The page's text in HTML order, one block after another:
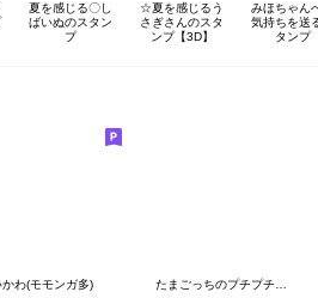
夏を感じる〇し
ばいぬのスタン
プ
☆夏を感じるう
さぎさんのスタ
ンプ【3D】
みほちゃん
気持ちを送
タンプ
かわ(モモンガ多) たまごっちのプチプチおみせっち